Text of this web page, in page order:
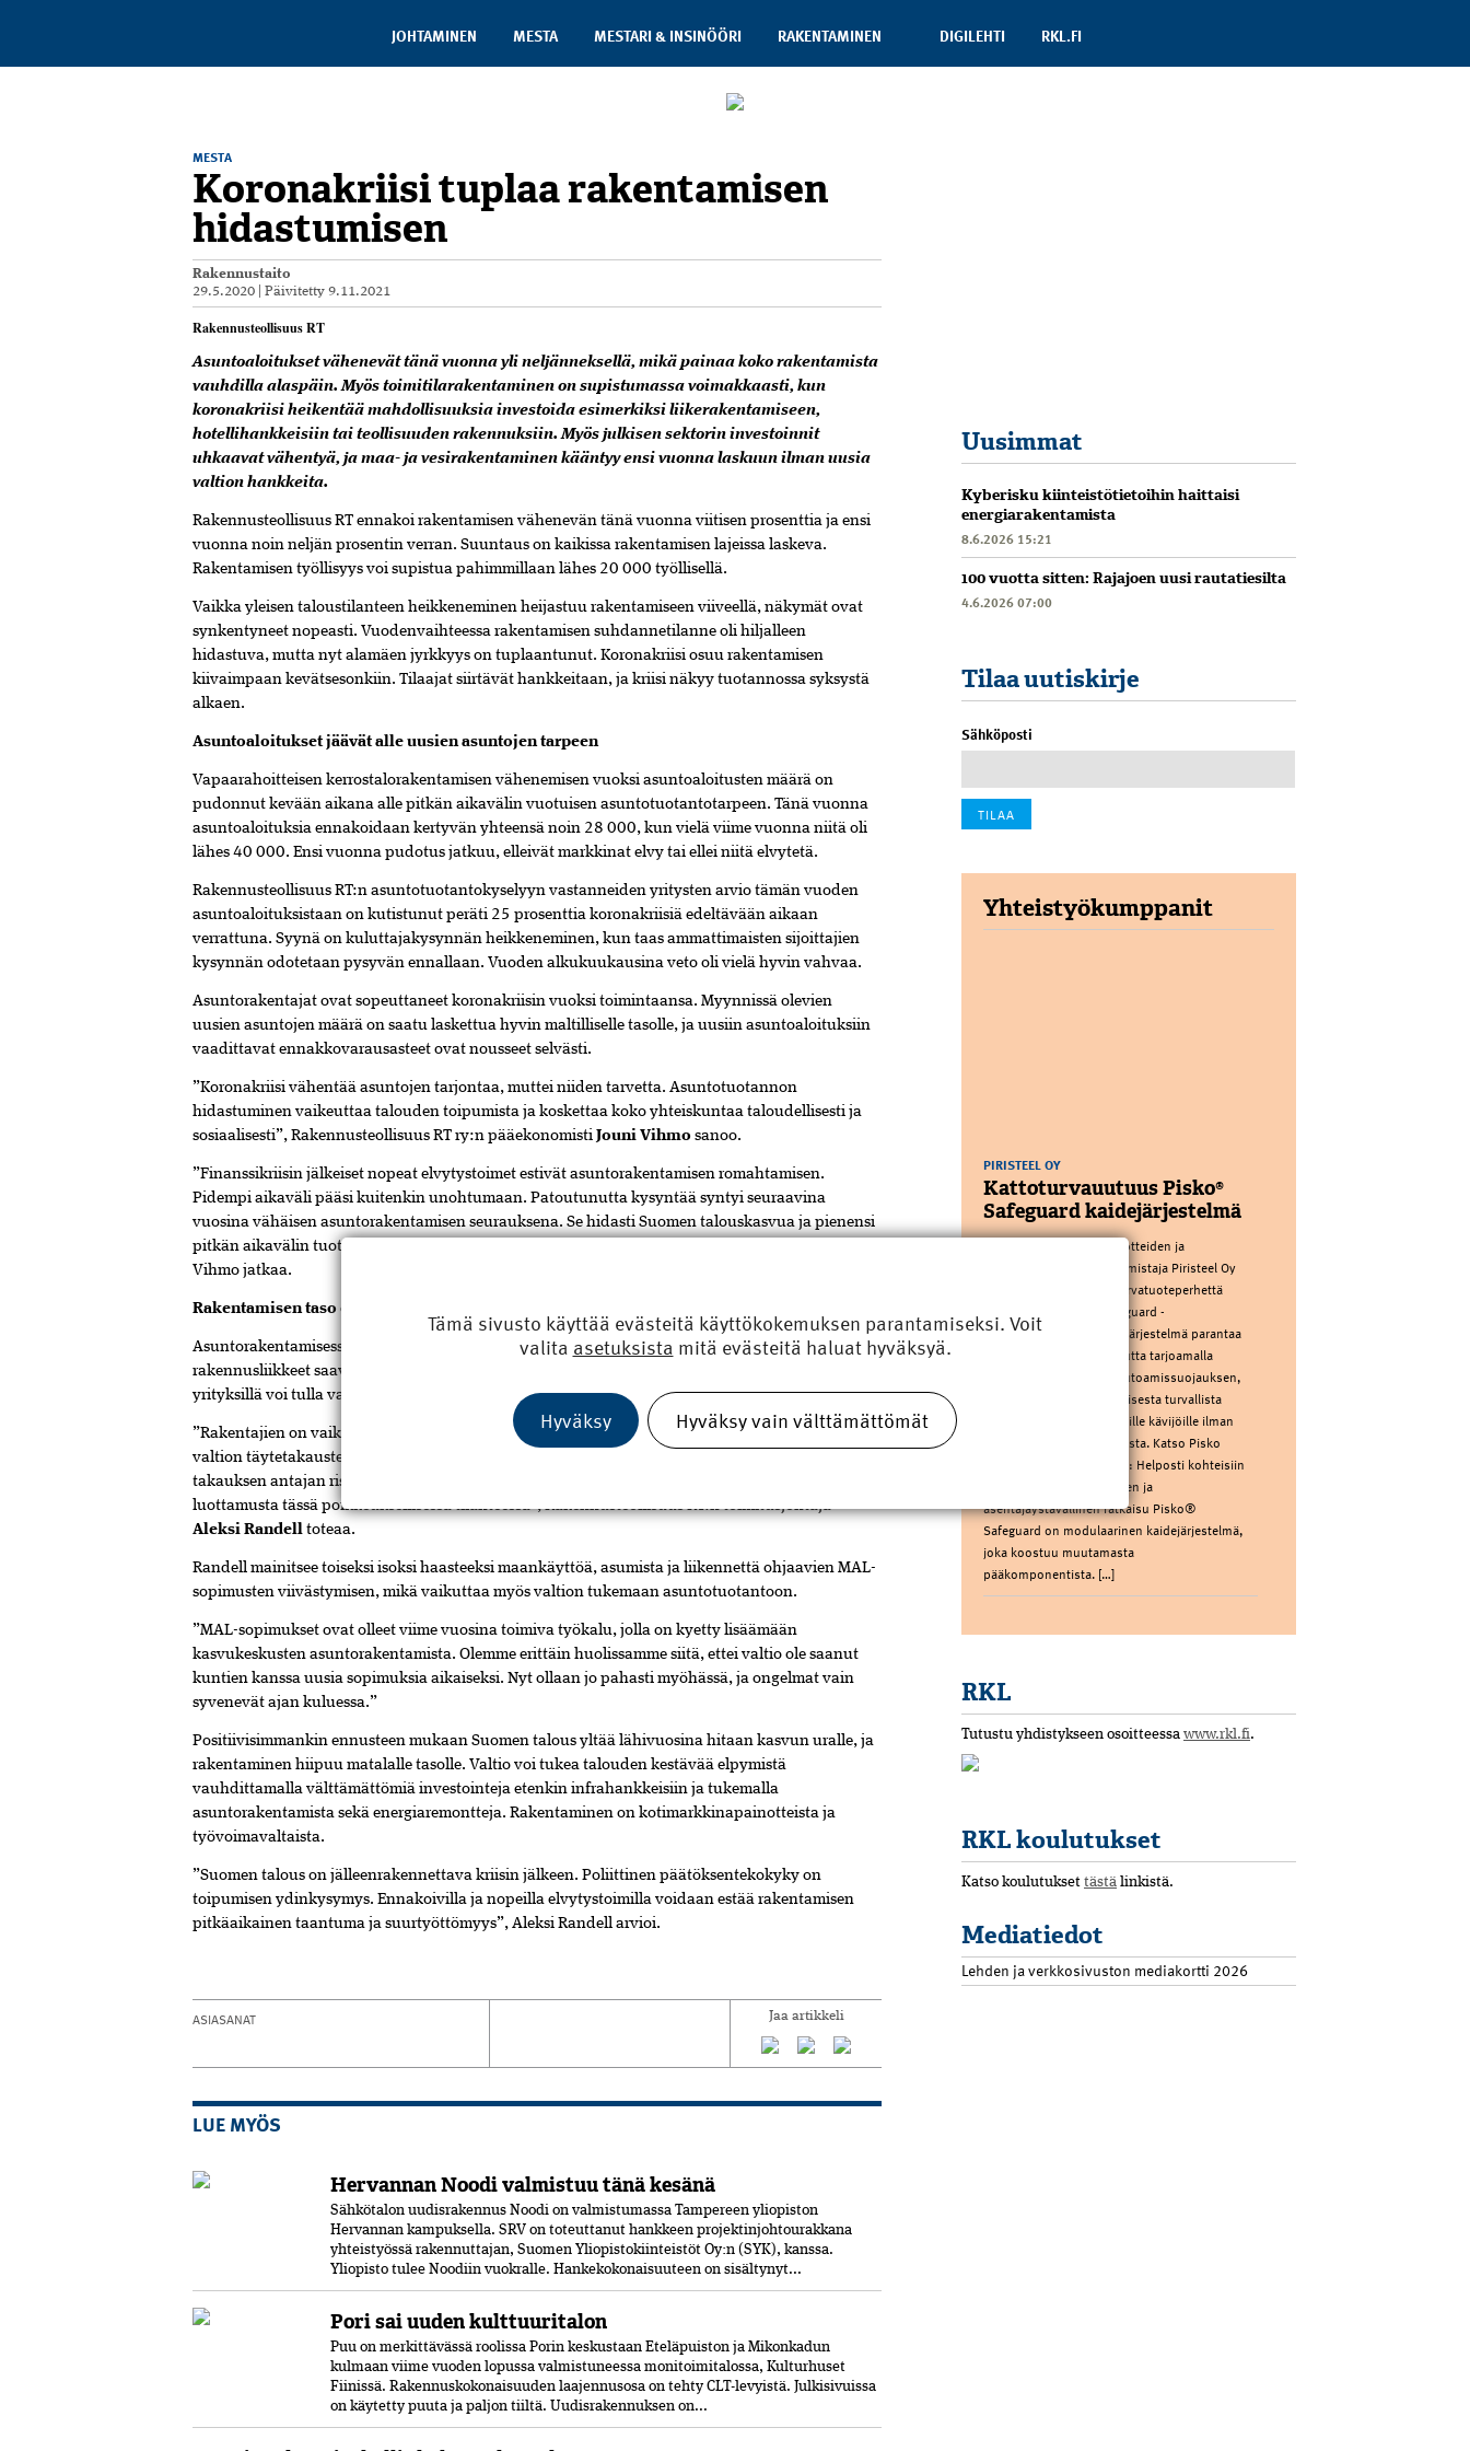
JOHTAMINEN MESTA MESTARI & INSINÖÖRI RAKENTAMINEN DIGILEHTI RKL.FI
MESTA
Koronakriisi tuplaa rakentamisen
hidastumisen
Rakennustaito
29.5.2020 |Päivitetty9.11.2021
Rakennusteollisuus RT
Asuntoaloitukset vähenevät tänä vuonna yli neljänneksellä, mikä painaa koko rakentamista
vauhdilla alaspäin. Myös toimitilarakentaminen on supistumassa voimakkaasti, kun
koronakriisi heikentää mahdollisuuksia investoida esimerkiksi liikerakentamiseen,
hotellihankkeisiin tai teollisuuden rakennuksiin. Myös julkisen sektorin investoinnit
uhkaavat vähentyä, ja maa- ja vesirakentaminen kääntyy ensi vuonna laskuun ilman uusia
valtion hankkeita.
Rakennusteollisuus RT ennakoi rakentamisen vähenevän tänä vuonna viitisen prosenttia ja ensi
vuonna noin neljän prosentin verran. Suuntaus on kaikissa rakentamisen lajeissa laskeva.
Rakentamisen työllisyys voi supistua pahimmillaan lähes 20 000 työllisellä.
Vaikka yleisen taloustilanteen heikkeneminen heijastuu rakentamiseen viiveellä, näkymät ovat
synkentyneet nopeasti. Vuodenvaihteessa rakentamisen suhdannetilanne oli hiljalleen
hidastuva, mutta nyt alamäen jyrkkyys on tuplaantunut. Koronakriisi osuu rakentamisen
kiivaimpaan kevätsesonkiin. Tilaajat siirtävät hankkeitaan, ja kriisi näkyy tuotannossa syksystä
alkaen.
Asuntoaloitukset jäävät alle uusien asuntojen tarpeen
Vapaarahoitteisen kerrostalorakentamisen vähenemisen vuoksi asuntoaloitusten määrä on
pudonnut kevään aikana alle pitkän aikavälin vuotuisen asuntotuotantotarpeen. Tänä vuonna
asuntoaloituksia ennakoidaan kertyvän yhteensä noin 28 000, kun vielä viime vuonna niitä oli
lähes 40 000. Ensi vuonna pudotus jatkuu, elleivät markkinat elvy tai ellei niitä elvytetä.
Rakennusteollisuus RT:n asuntotuotantokyselyyn vastanneiden yritysten arvio tämän vuoden
asuntoaloituksistaan on kutistunut peräti 25 prosenttia koronakriisiä edeltävään aikaan
verrattuna. Syynä on kuluttajakysynnän heikkeneminen, kun taas ammattimaisten sijoittajien
kysynnän odotetaan pysyvän ennallaan. Vuoden alkukuukausina veto oli vielä hyvin vahvaa.
Asuntorakentajat ovat sopeuttaneet koronakriisin vuoksi toimintaansa. Myynnissä olevien
uusien asuntojen määrä on saatu laskettua hyvin maltilliselle tasolle, ja uusiin asuntoaloituksiin
vaadittavat ennakkovarausasteet ovat nousseet selvästi.
”Koronakriisi vähentää asuntojen tarjontaa, muttei niiden tarvetta. Asuntotuotannon
hidastuminen vaikeuttaa talouden toipumista ja koskettaa koko yhteiskuntaa taloudellisesti ja
sosiaalisesti”, Rakennusteollisuus RT ry:n pääekonomistiJouni Vihmosanoo.
”Finanssikriisin jälkeiset nopeat elvytystoimet estivät asuntorakentamisen romahtamisen.
Pidempi aikaväli pääsi kuitenkin unohtumaan. Patoutunutta kysyntää syntyi seuraavina
vuosina vähäisen asuntorakentamisen seurauksena. Se hidasti Suomen talouskasvua ja pienensi
pitkän aikavälin tuotantopotentiaalia. Vastaavaa tilannetta ei pidä nyt päästää syntymään”,
Vihmo jatkaa.
Rakentamisen taso ei riitä Suomen talouden jälleenrakentamiseen
Asuntorakentamisessa rahoitus on keskeinen pullonkaula. Suurimmat ja vakavaraisimmat
rakennusliikkeet saavat RS-rahoitusta, mutta pienemmillä perustajaurakointia harjoittavilla
yrityksillä voi tulla vaikeuksia.
”Rakentajien on vaikea ymmärtää, miksi rakentaminen on ainoana teollisuuden alana rajattu
valtion täytetakausten ulkopuolelle. Koska kyseessä olisi täytetakaus, se ei juuri muuttaisi
takauksen antajan riskiasemaa. Täytetakaukset varmasti vahvistaisivat myös kuluttajien
luottamusta tässä poikkeuksellisessa tilanteessa”, Rakennusteollisuus RT:n toimitusjohtaja
Aleksi Randell toteaa.
Randell mainitsee toiseksi isoksi haasteeksi maankäyttöä, asumista ja liikennettä ohjaavien MAL-
sopimusten viivästymisen, mikä vaikuttaa myös valtion tukemaan asuntotuotantoon.
”MAL-sopimukset ovat olleet viime vuosina toimiva työkalu, jolla on kyetty lisäämään
kasvukeskusten asuntorakentamista. Olemme erittäin huolissamme siitä, ettei valtio ole saanut
kuntien kanssa uusia sopimuksia aikaiseksi. Nyt ollaan jo pahasti myöhässä, ja ongelmat vain
syvenevät ajan kuluessa.”
Positiivisimmankin ennusteen mukaan Suomen talous yltää lähivuosina hitaan kasvun uralle, ja
rakentaminen hiipuu matalalle tasolle. Valtio voi tukea talouden kestävää elpymistä
vauhdittamalla välttämättömiä investointeja etenkin infrahankkeisiin ja tukemalla
asuntorakentamista sekä energiaremontteja. Rakentaminen on kotimarkkinapainotteista ja
työvoimavaltaista.
”Suomen talous on jälleenrakennettava kriisin jälkeen. Poliittinen päätöksentekokyky on
toipumisen ydinkysymys. Ennakoivilla ja nopeilla elvytystoimilla voidaan estää rakentamisen
pitkäaikainen taantuma ja suurtyöttömyys”, Aleksi Randell arvioi.
ASIASANAT Jaa artikkeli
LUE MYÖS
Hervannan Noodi valmistuu tänä kesänä
Sähkötalon uudisrakennus Noodi on valmistumassa Tampereen yliopiston
Hervannan kampuksella. SRV on toteuttanut hankkeen projektinjohtourakkana
yhteistyössä rakennuttajan, Suomen Yliopistokiinteistöt Oy:n (SYK), kanssa.
Yliopisto tulee Noodiin vuokralle. Hankekokonaisuuteen on sisältynyt...
Pori sai uuden kulttuuritalon
Puu on merkittävässä roolissa Porin keskustaan Eteläpuiston ja Mikonkadun
kulmaan viime vuoden lopussa valmistuneessa moni­toimitalossa, Kulturhuset
Fiinissä. Rakennuskokonaisuuden laajennusosa on tehty CLT-levyistä. Julkisivuissa
on käytetty puuta ja paljon tiiltä. Uudisrakennuksen on...
Uusimmat
Kyberisku kiinteistötietoihin haittaisi
energiarakentamista
8.6.2026 15:21
100 vuotta sitten: Rajajoen uusi rautatiesilta
4.6.2026 07:00
Tilaa uutiskirje
Sähköposti
Yhteistyökumppanit
PIRISTEEL OY
Kattoturvauutuus Pisko®
Safeguard kaidejärjestelmä
Kotimainen kattoturvatuotteiden ja
sadevesijärjestelmien valmistaja Piristeel Oy
laajentaa Pisko®-kattoturvatuoteperhettä
uutuudella: Pisko® Safeguard -
kaidejärjestelmällä. Uusi järjestelmä parantaa
kattojen käyttöturvallisuutta tarjoamalla
pysyvän ja passiivisen putoamissuojauksen,
joka tekee katolla liikkumisesta turvallista
kaikille – myös satunnaisille kävijöille ilman
putoamissuojauskoulutusta. Katso Pisko
Safeguardin esittelyvideo: Helposti kohteisiin
toteutettava, modulaarinen ja
asentajaystävällinen ratkaisu Pisko®
Safeguard on modulaarinen kaidejärjestelmä,
joka koostuu muutamasta
pääkomponentista. […]
RKL
Tutustu yhdistykseen osoitteessa www.rkl.fi.
RKL koulutukset
Katso koulutukset tästä linkistä.
Mediatiedot
Lehden ja verkkosivuston mediakortti 2026
Tämä sivusto käyttää evästeitä käyttökokemuksen parantamiseksi. Voit
valita asetuksista mitä evästeitä haluat hyväksyä.
Hyväksy Hyväksy vain välttämättömät